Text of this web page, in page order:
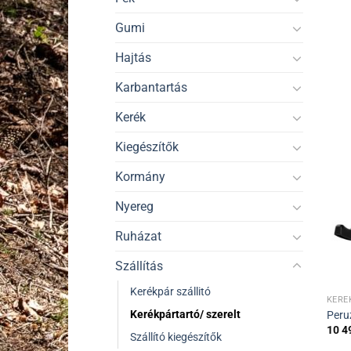
Gumi
Hajtás
Karbantartás
Kerék
Kiegészítők
Kormány
Nyereg
Ruházat
Szállítás
Kerékpár szállitó
Kerékpártartó/ szerelt
Szállító kiegészítők
10